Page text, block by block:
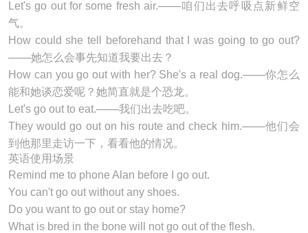
Let'sgo outfor some fresh air.───咱们出去呼吸点新鲜空
气。
How could she tell beforehand that I was going togo out?
───她怎么会事先知道我要出去？
How can yougo out with her? She's a real dog.───你怎么
能和她谈恋爱呢？她简直就是个恐龙。
Let's go out to eat.───我们出去吃吧。
They wouldgo outon his route and check him.───他们会
到他那里走访一下，看看他的情况。
英语使用场景
Remind me to phone Alan before I go out.
You can't go out without any shoes.
Do you want to go out or stay home?
What is bred in the bone will not go out of the flesh.